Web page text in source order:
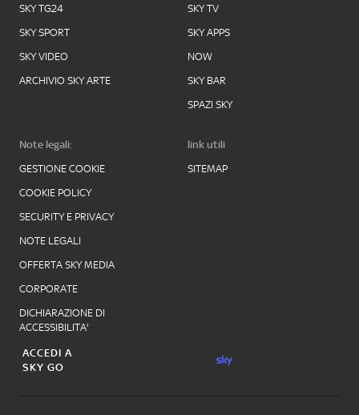
SKY TG24
SKY SPORT
SKY VIDEO
ARCHIVIO SKY ARTE
SKY TV
SKY APPS
NOW
SKY BAR
SPAZI SKY
Note legali:
GESTIONE COOKIE
COOKIE POLICY
SECURITY E PRIVACY
NOTE LEGALI
OFFERTA SKY MEDIA
CORPORATE
DICHIARAZIONE DI
ACCESSIBILITA'
link utili
SITEMAP
ACCEDI A
SKY GO